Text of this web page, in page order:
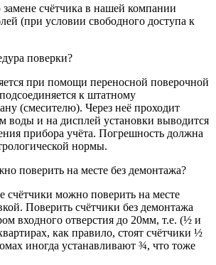
счётчика в нашей компании
(при условии свободного доступа к
поверки?
при помощи переносной поверочной
к штатному
(смесителю). Через неё проходит
воды и на дисплей установки выводится
прибора учёта. Погрешность должна
нормы.
поверить на месте без демонтажа?
счётчики можно поверить на месте
Поверить счётчики без демонтажа
входного отверстия до 20мм, т.е. (½ и
как правило, стоят счётчики ½
иногда устанавливают ¾, что тоже